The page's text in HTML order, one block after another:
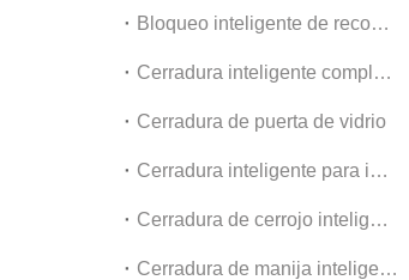
Bloqueo inteligente de reconocimiento facial
Cerradura inteligente completamente automática
Cerradura de puerta de vidrio
Cerradura inteligente para interiores y apartamentos
Cerradura de cerrojo inteligente
Cerradura de manija inteligente